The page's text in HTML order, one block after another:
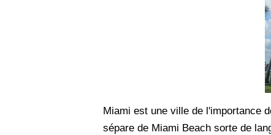
Miami est une ville de l'importance
sépare de Miami Beach sorte de